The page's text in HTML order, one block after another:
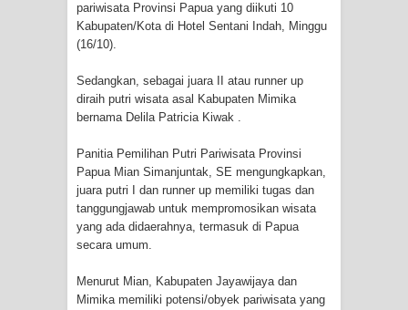
Kebakaran Hanguskan Satu Rumah
Profil Lengkap Papua Barat, Bumi
Profil Lengkap Provinsi Papua, Bumi
Cenderawasih di Ujung Timur
Indonesia
Profil Lengkap Aceh, Provinsi
pariwisata Provinsi Papua yang diikuti 10
Kabupaten/Kota di Hotel Sentani Indah, Minggu
(16/10).
Sedangkan, sebagai juara II atau runner up
diraih putri wisata asal Kabupaten Mimika
bernama Delila Patricia Kiwak .
Panitia Pemilihan Putri Pariwisata Provinsi
Papua Mian Simanjuntak, SE mengungkapkan,
juara putri I dan runner up memiliki tugas dan
tanggungjawab untuk mempromosikan wisata
yang ada didaerahnya, termasuk di Papua
secara umum.
Menurut Mian, Kabupaten Jayawijaya dan
Mimika memiliki potensi/obyek pariwisata yang